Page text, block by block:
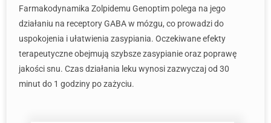
Farmakodynamika Zolpidemu Genoptim polega na jego
działaniu na receptory GABA w mózgu, co prowadzi do
uspokojenia i ułatwienia zasypiania. Oczekiwane efekty
terapeutyczne obejmują szybsze zasypianie oraz poprawę
jakości snu. Czas działania leku wynosi zazwyczaj od 30
minut do 1 godziny po zażyciu.